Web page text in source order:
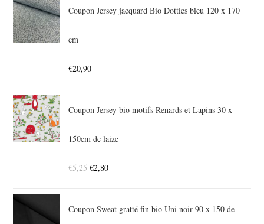
Coupon Jersey jacquard Bio Dotties bleu 120 x 170
cm
€20,90
Coupon Jersey bio motifs Renards et Lapins 30 x
150cm de laize
€5,25 €2,80
Coupon Sweat gratté fin bio Uni noir 90 x 150 de